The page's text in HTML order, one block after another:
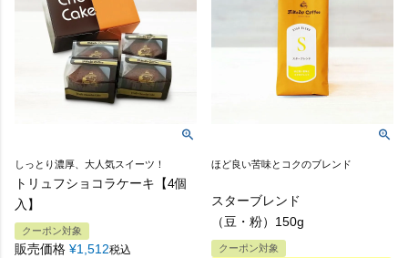
しっとり濃厚、大人気スイーツ！
トリュフショコラケーキ【4個
入】
クーポン対象
販売価格 ¥1,512税込
ほど良い苦味とコクのブレンド
スターブレンド
（豆・粉）150g
クーポン対象